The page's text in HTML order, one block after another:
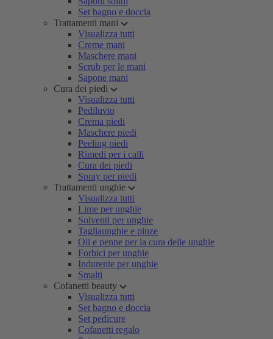
Set bagno e doccia
Trattamenti mani
Visualizza tutti
Creme mani
Maschere mani
Scrub per le mani
Sapone mani
Cura dei piedi
Visualizza tutti
Pediluvio
Crema piedi
Maschere piedi
Peeling piedi
Rimedi per i calli
Cura dei piedi
Spray per piedi
Trattamenti unghie
Visualizza tutti
Lime per unghie
Solventi per unghie
Tagliaunghie e pinze
Oli e penne per la cura delle unghie
Forbici per unghie
Indurente per unghie
Smalti
Cofanetti beauty
Visualizza tutti
Set bagno e doccia
Set pedicure
Cofanetti regalo